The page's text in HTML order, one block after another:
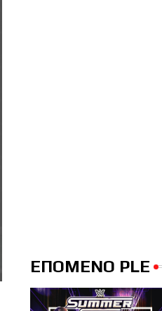
ΕΠΟΜΕΝΟ PLE